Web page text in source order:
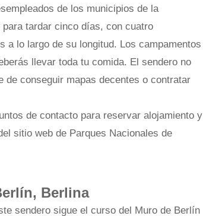
de los municipios de la
tardar cinco días, con cuatro
a lo largo de su longitud. Los campamentos
llevar toda tu comida. El sendero no
de conseguir mapas decentes o contratar
de contacto para reservar alojamiento y
sitio web de Parques Nacionales de
Berlina
sendero sigue el curso del Muro de Berlín